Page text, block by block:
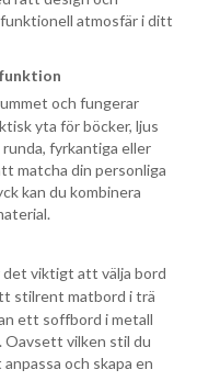
funktionell atmosfär i ditt
och fungerar
yta för böcker, ljus
fyrkantiga eller
matcha din personliga
kan du kombinera
det viktigt att välja bord
stilrent matbord i trä
ett soffbord i metall
Oavsett vilken stil du
och skapa en